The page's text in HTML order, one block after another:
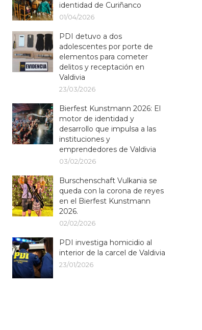
identidad de Curiñanco
01/04/2026
PDI detuvo a dos
adolescentes por porte de
elementos para cometer
delitos y receptación en
Valdivia
23/03/2026
Bierfest Kunstmann 2026: El
motor de identidad y
desarrollo que impulsa a las
instituciones y
emprendedores de Valdivia
03/02/2026
Burschenschaft Vulkania se
queda con la corona de reyes
en el Bierfest Kunstmann
2026.
02/02/2026
PDI investiga homicidio al
interior de la carcel de Valdivia
23/01/2026